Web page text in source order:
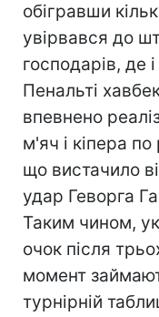
обігравши
увірвався до
господарів, де
Пенальті
впевнено
м'яч і кіпера по
що вистачило
удар Геворга
Таким чином,
очок після
момент
турнірній